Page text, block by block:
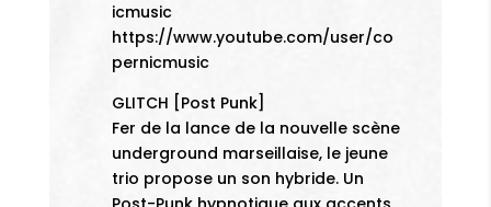
icmusic
https://www.youtube.com/user/co
pernicmusic
GLITCH [Post Punk]
Fer de la lance de la nouvelle scène
underground marseillaise, le jeune
trio propose un son hybride. Un